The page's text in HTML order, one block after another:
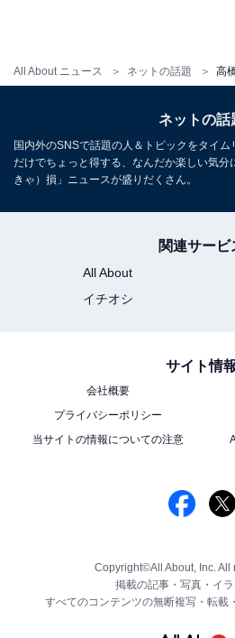
All About ニュース ネットの話題
ネットの話
国内外のSNSで話題の人＆トピックをタイ
だけでちょっと得する、なんだか楽しい気分
きゃ）損」ニュースが盛りだくさん。
関連サービ
All About
イチオシ
サイト情
会社概要
プライバシーポリシー
当サイトの情報についての注意
Copyright©All About, Inc. All
掲載の記事・写真・イラ
すべてのコンテンツの無断複写・転載